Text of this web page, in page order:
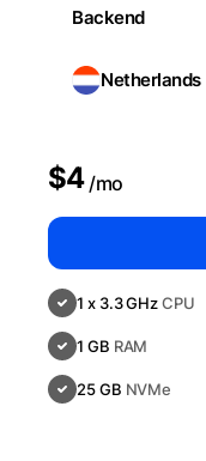
Backend
Netherlands
1 x 3.3 GHzCPU
1 GB RAM
25 GB NVMe
$4/mo